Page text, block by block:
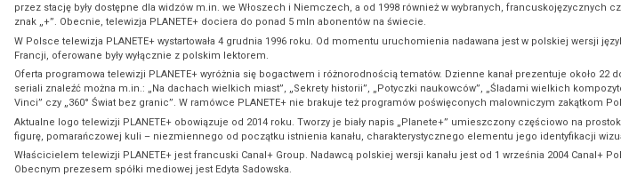
przez stację były dostępne dla widzów m.in. we Włoszech i Niemczech, a od 1998 również w wybranych, francuskojęzycznych
znak „+”. Obecnie, telewizja PLANETE+ dociera do ponad 5 mln abonentów na świecie.
W Polsce telewizja PLANETE+ wystartowała 4 grudnia 1996 roku. Od momentu uruchomienia nadawana jest w polskiej wersji
Francji, oferowane były wyłącznie z polskim lektorem.
Oferta programowa telewizji PLANETE+ wyróżnia się bogactwem i różnorodnością tematów. Dzienne kanał prezentuje około
seriali znaleźć można m.in.: „Na dachach wielkich miast”, „Sekrety historii”, „Potyczki naukowców”, „Śladami wielkich
Vinci” czy „360° Świat bez granic”. W ramówce PLANETE+ nie brakuje też programów poświęconych malowniczym zakątkom
Aktualne logo telewizji PLANETE+ obowiązuje od 2014 roku. Tworzy je biały napis „Planete+” umieszczony częściowo na
figurę, pomarańczowej kuli – niezmiennego od początku istnienia kanału, charakterystycznego elementu jego identyfikacji
Właścicielem telewizji PLANETE+ jest francuski Canal+ Group. Nadawcą polskiej wersji kanału jest od 1 września 2004 Canal+
Obecnym prezesem spółki mediowej jest Edyta Sadowska.